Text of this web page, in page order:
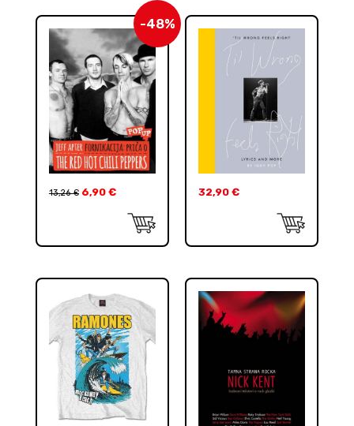
-48%
13,26€ 6,90 € 32,90 €